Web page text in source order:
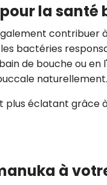
la
bactéries
de bouche ou
naturellement.
plus éclatant
à